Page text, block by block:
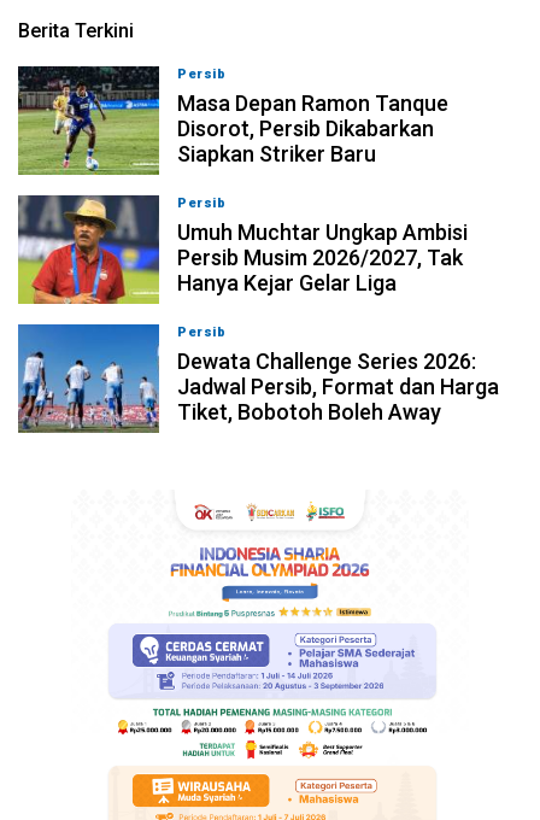
Berita Terkini
Persib
Masa Depan Ramon Tanque
Disorot, Persib Dikabarkan
Siapkan Striker Baru
Persib
Umuh Muchtar Ungkap Ambisi
Persib Musim 2026/2027, Tak
Hanya Kejar Gelar Liga
Persib
Dewata Challenge Series 2026:
Jadwal Persib, Format dan Harga
Tiket, Bobotoh Boleh Away